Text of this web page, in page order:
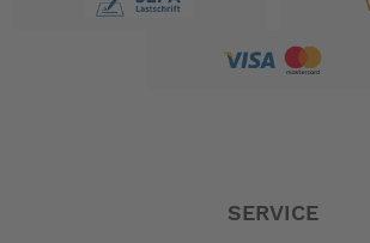
SERVICE